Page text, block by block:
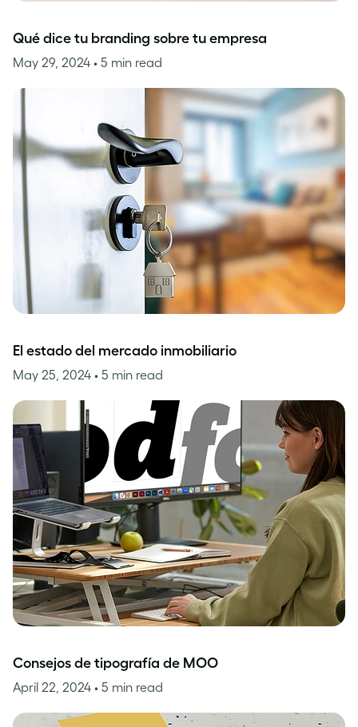
Qué dice tu branding sobre tu empresa
May 29, 2024 • 5 min read
El estado del mercado inmobiliario
May 25, 2024 • 5 min read
Consejos de tipografía de MOO
April 22, 2024 • 5 min read